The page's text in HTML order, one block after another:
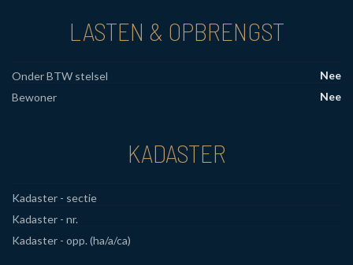
LASTEN & OPBRENGST
Onder BTW stelsel
Nee
Bewoner
Nee
KADASTER
Kadaster - sectie
Kadaster - nr.
Kadaster - opp. (ha/a/ca)